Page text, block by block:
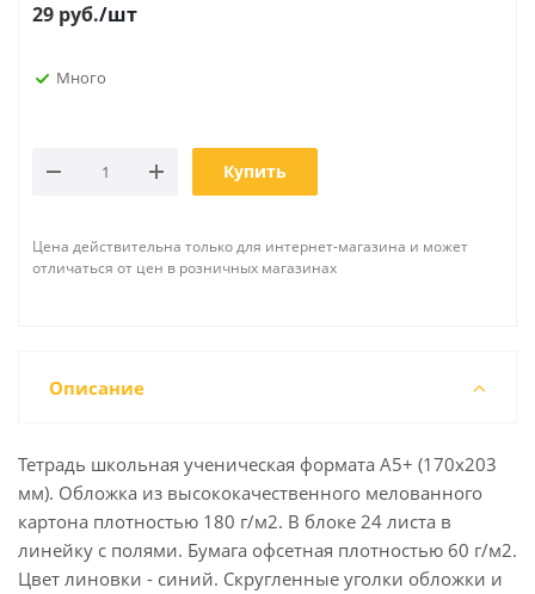
29 руб./шт
Много
Купить
Цена действительна только для интернет-магазина и может
отличаться от цен в розничных магазинах
Описание
Тетрадь школьная ученическая формата А5+ (170х203
мм). Обложка из высококачественного мелованного
картона плотностью 180 г/м2. В блоке 24 листа в
линейку с полями. Бумага офсетная плотностью 60 г/м2.
Цвет линовки - синий. Скругленные уголки обложки и